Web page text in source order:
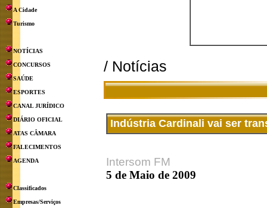
A Cidade
Turismo
NOTÍCIAS
CONCURSOS
SAÚDE
ESPORTES
CANAL JURÍDICO
DIÁRIO OFICIAL
ATAS CÂMARA
FALECIMENTOS
AGENDA
Classificados
Empresas/Serviços
/ Notícias
Indústria Cardinali vai ser
Intersom FM
5 de Maio de 2009